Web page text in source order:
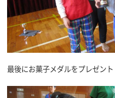
最後にお菓子メダルをプレゼン